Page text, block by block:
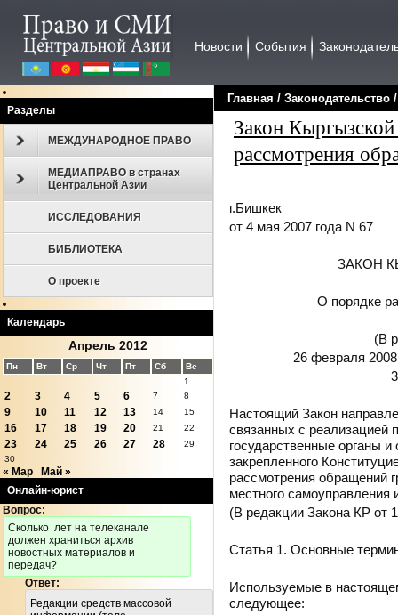
Новости События
Разделы
МЕЖДУНАРОДНОЕ ПРАВО
МЕДИАПРАВО в странах
Центральной Азии
ИССЛЕДОВАНИЯ
БИБЛИОТЕКА
О проекте
Календарь
Апрель 2012
Пн Вт Ср Чт Пт Сб
Вс
1
2 3 4 5 6 7 8
9 10 11 12 13 14 15
16 17 18 19 20 21 22
23 24 25 26 27 28
29
30
« Мар
Май »
Онлайн-юрист
Вопрос:
Cколько лет на телеканале
должен храниться архив
новостных материалов и
передач?
Ответ:
Редакции средств массовой
Главная / Законодательcтво
Закон
рассмотрения
г.Бишкек
от 4 мая 2007 года N 67
ЗАКОН
О порядке
(В
26 февраля
Настоящий Закон
связанных с реализацией
государственные органы
закрепленного
рассмотрения обращений
местного
(В редакции Закона КР от
Статья 1. Основные
Используемые в
следующее: